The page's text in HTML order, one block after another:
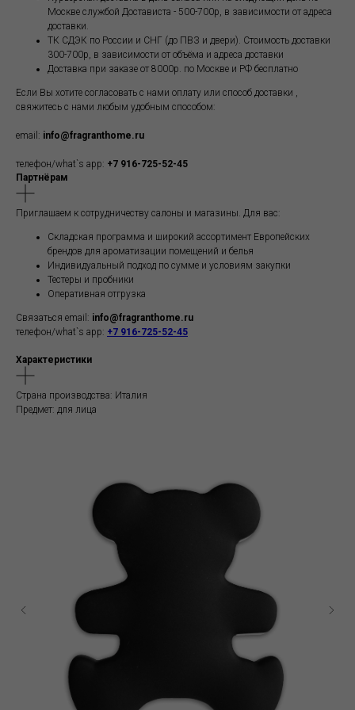
Москве службой Достависта - 500-700р, в зависимости от адреса
доставки.
ТК СДЭК по России и СНГ (до ПВЗ и двери). Стоимость доставки
300-700р, в зависимости от объёма и адреса доставки
Доставка при заказе от 8000р. по Москве и РФ бесплатно
Если Вы хотите согласовать с нами оплату или способ доставки ,
свяжитесь с нами любым удобным способом:
email: info@fragranthome.ru
телефон/what`s app: +7 916-725-52-45
Партнёрам
Приглашаем к сотрудничеству салоны и магазины. Для вас:
Складская программа и широкий ассортимент Европейских
брендов для ароматизации помещений и белья
Индивидуальный подход по сумме и условиям закупки
Тестеры и пробники
Оперативная отгрузка
Связаться email: info@fragranthome.ru
телефон/what`s app: +7 916-725-52-45
Характеристики
Страна производства: Италия
Предмет: для лица